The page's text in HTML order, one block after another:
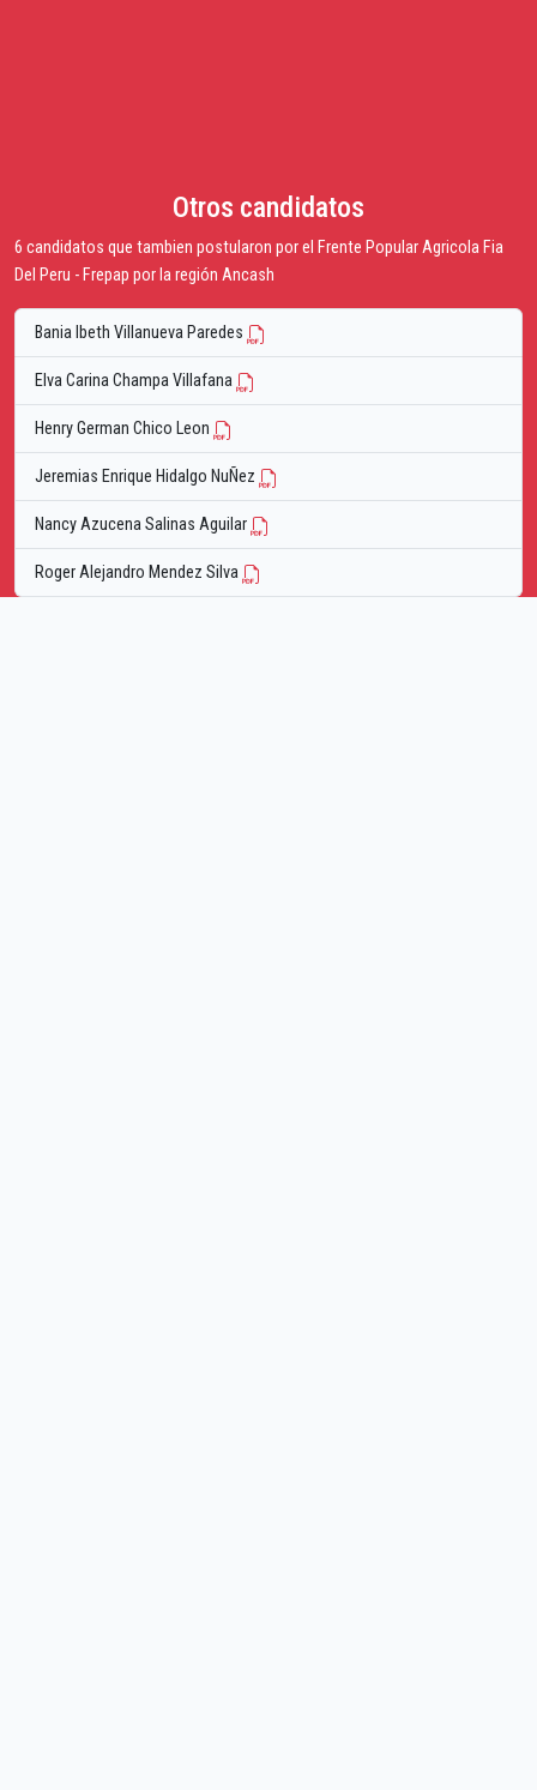
Otros candidatos
6 candidatos que tambien postularon por el Frente Popular Agricola Fia
Del Peru - Frepap por la región Ancash
Bania Ibeth Villanueva Paredes
Elva Carina Champa Villafana
Henry German Chico Leon
Jeremias Enrique Hidalgo NuÑez
Nancy Azucena Salinas Aguilar
Roger Alejandro Mendez Silva